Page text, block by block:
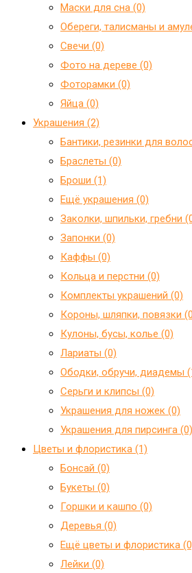
Маски для сна (0)
Обереги, талисманы и
Свечи (0)
Фото на дереве (0)
Фоторамки (0)
Яйца (0)
Украшения (2)
Бантики, резинки для
Браслеты (0)
Броши (1)
Ещё украшения (0)
Заколки, шпильки, гребни
Запонки (0)
Каффы (0)
Кольца и перстни (0)
Комплекты украшений (0)
Короны, шляпки, повязки
Кулоны, бусы, колье (0)
Лариаты (0)
Ободки, обручи, диадемы
Серьги и клипсы (0)
Украшения для ножек (0)
Украшения для пирсинга (0)
Цветы и флористика (1)
Бонсай (0)
Букеты (0)
Горшки и кашпо (0)
Деревья (0)
Ещё цветы и флористика
Лейки (0)